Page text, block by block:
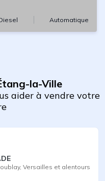
Automatique
la-Ville
aider à vendre votre
, Versailles et alentours